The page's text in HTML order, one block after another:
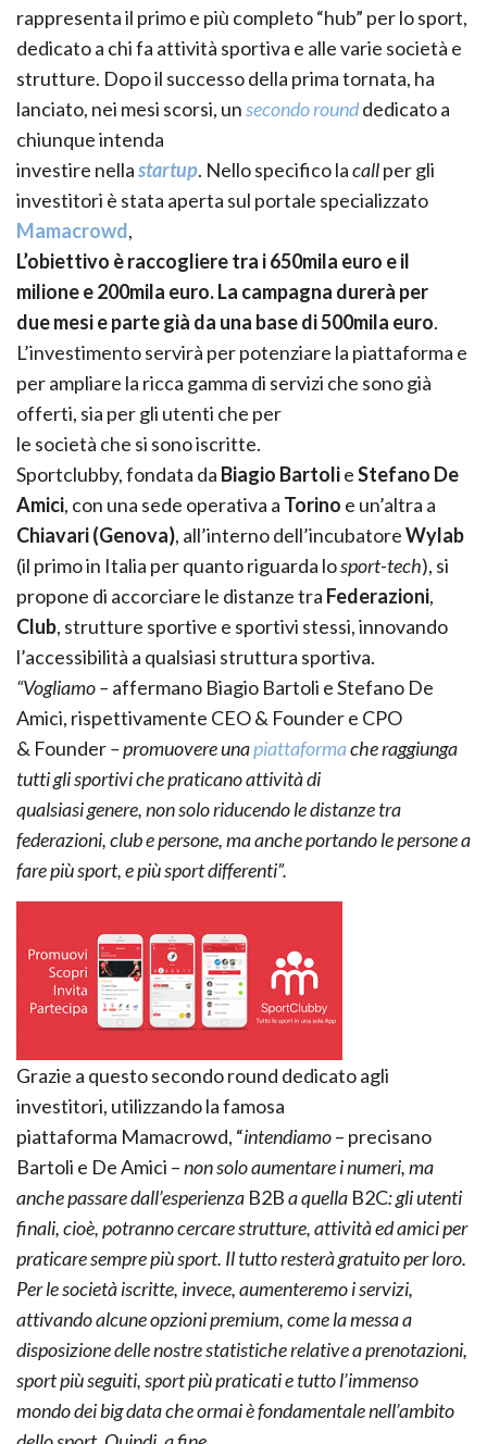
rappresenta il primo e più completo “hub” per lo sport,
dedicato a chi fa attività sportiva e alle varie società e
strutture. Dopo il successo della prima tornata, ha
lanciato, nei mesi scorsi, unsecondo rounddedicato a
chiunque intenda
investire nellastartup. Nello specifico lacallper gli
investitori è stata aperta sul portale specializzato
Mamacrowd,
L’obiettivo è raccogliere tra i 650mila euro e il
milione e 200mila euro. La campagna durerà per
due mesi e parte già da una base di 500mila euro.
L’investimento servirà per potenziare la piattaforma e
per ampliare la ricca gamma di servizi che sono già
offerti, sia per gli utenti che per
le società che si sono iscritte.
Sportclubby, fondata da Biagio BartolieStefano De
Amici, con una sede operativa a Torino e un’altra a
Chiavari(Genova), all’interno dell’incubatoreWylab
(il primo in Italia per quanto riguarda losport-tech), si
propone di accorciare le distanze tra Federazioni,
Club, strutture sportive e sportivi stessi, innovando
l’accessibilità a qualsiasi struttura sportiva.
“Vogliamo – affermano Biagio Bartoli e Stefano De
Amici, rispettivamente CEO & Founder e CPO
& Founder– promuovere unapiattaformache raggiunga
tutti gli sportivi che praticano attività di
qualsiasi genere, non solo riducendo le distanze tra
federazioni, club e persone, ma anche portandole persone a
fare più sport, e più sport differenti”.
Grazie a questo secondo round dedicato agli
investitori, utilizzando la famosa
piattaforma Mamacrowd, “intendiamo– precisano
Bartoli e De Amici –non solo aumentare i numeri, ma
anchepassare dall’esperienza B2Ba quella B2C: gli utenti
finali, cioè, potranno cercare strutture, attivitàed amici per
praticare sempre più sport. Il tutto resterà gratuito per loro.
Per le società iscritte, invece, aumenteremo i servizi,
attivando alcune opzioni premium, come la messa a
disposizionedelle nostre statistiche relative a prenotazioni,
sport più seguiti, sport più praticati e tuttol’immenso
mondo dei big data che ormai è fondamentale nell’ambito